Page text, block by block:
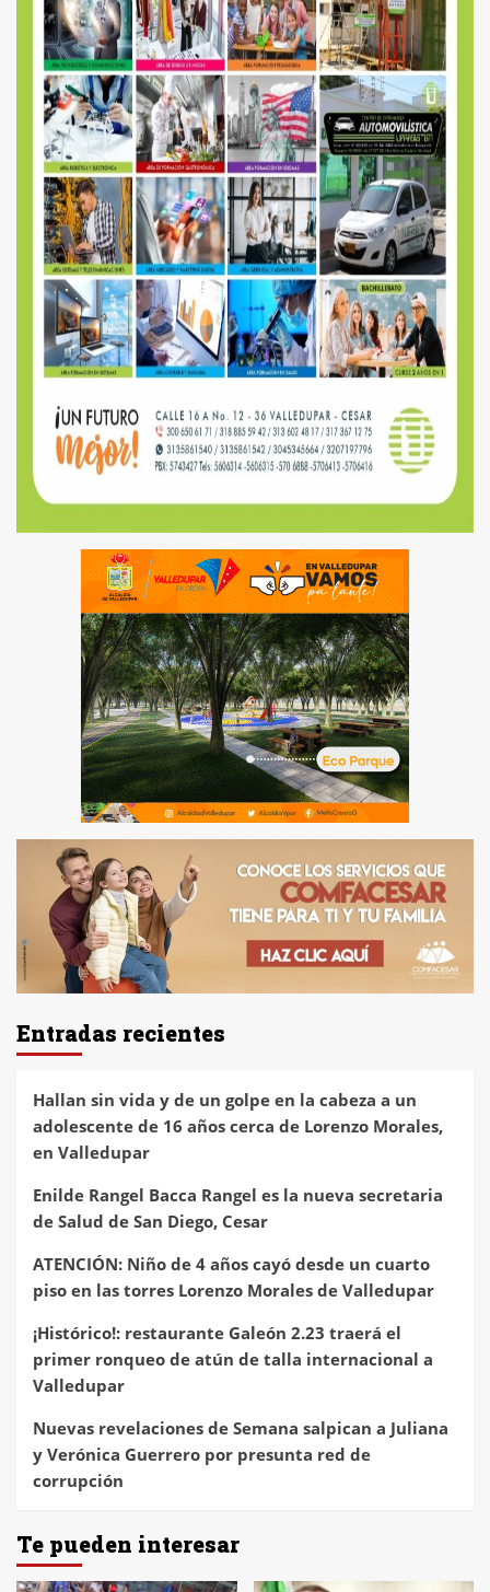
Entradas recientes
Hallan sin vida y de un golpe en la cabeza a un
adolescente de 16 años cerca de Lorenzo Morales,
en Valledupar
Enilde Rangel Bacca Rangel es la nueva secretaria
de Salud de San Diego, Cesar
ATENCIÓN: Niño de 4 años cayó desde un cuarto
piso en las torres Lorenzo Morales de Valledupar
¡Histórico!: restaurante Galeón 2.23 traerá el
primer ronqueo de atún de talla internacional a
Valledupar
Nuevas revelaciones de Semana salpican a Juliana
y Verónica Guerrero por presunta red de
corrupción
Te pueden interesar